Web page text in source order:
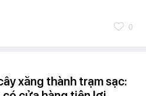
0
xăng thành trạm sạc: